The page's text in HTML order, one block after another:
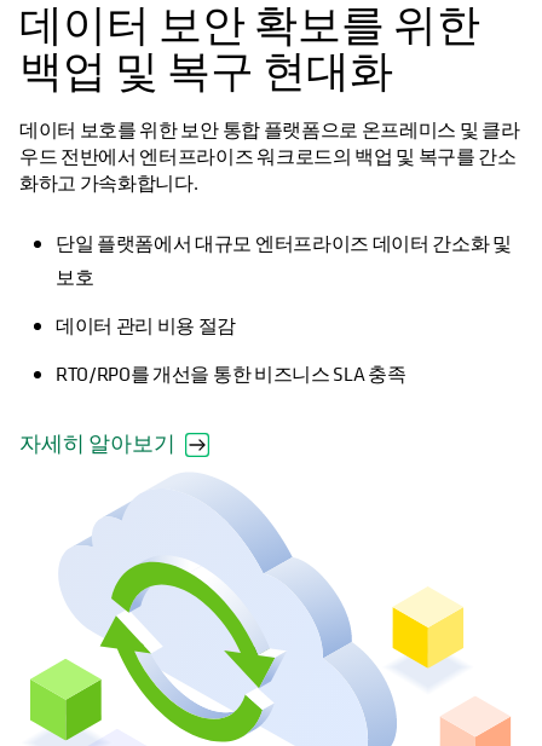
데이터 보안 확보를 위한
백업 및 복구 현대화
데이터 보호를 위한 보안 통합 플랫폼으로 온프레미스 및 클라
우드 전반에서 엔터프라이즈 워크로드의 백업 및 복구를 간소
화하고 가속화합니다.
단일 플랫폼에서 대규모 엔터프라이즈 데이터 간소화 및
보호
데이터 관리 비용 절감
RTO/RPO를 개선을 통한 비즈니스 SLA 충족
자세히 알아보기